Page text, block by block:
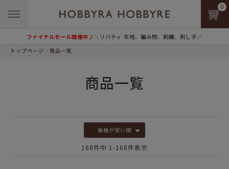
ファイナルセール開催中♪＼リバティ 生地、編み物、刺繍、刺し子／
0
トップページ 商品一覧
商品一覧
価格が安い順
168件中 1 -168件表示